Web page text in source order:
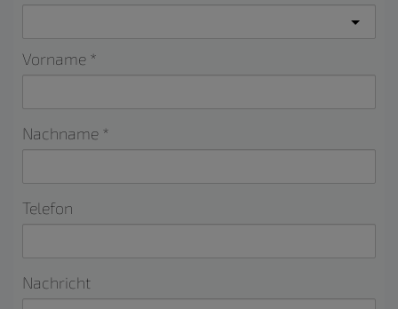
Vorname
Nachname
Telefon
Nachricht